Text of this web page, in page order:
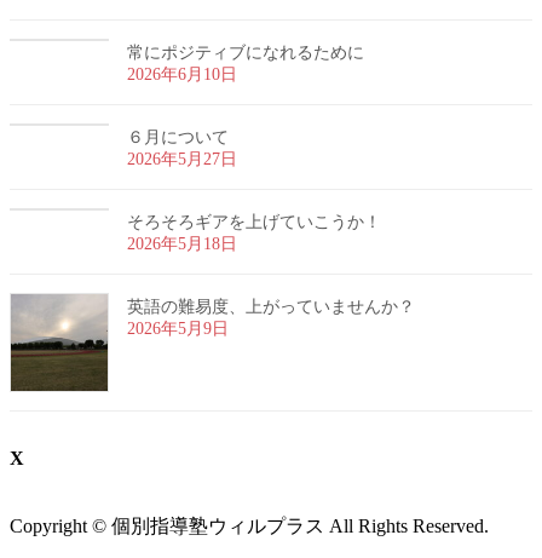
常にポジティブになれるために
2026年6月10日
６月について
2026年5月27日
そろそろギアを上げていこうか！
2026年5月18日
英語の難易度、上がっていませんか？
2026年5月9日
X
Copyright © 個別指導塾ウィルプラス All Rights Reserved.